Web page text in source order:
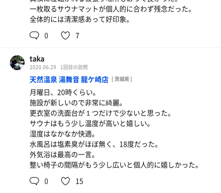
一枚取るサウナマットが個人的に合わず残念だった。
全体的には清潔感あって好印象。
0
7
taka
2020.06.29 1回目の訪問
天然温泉 湯舞音 龍ケ崎店 [ 茨城県 ]
月曜日、20時くらい。
施設が新しいので非常に綺麗。
更衣室の洗面台が１つだけで少ないと思った。
サウナはもう少し温度が高いと嬉しい。
湿度はなかなか快適。
水風呂は塩素臭がほぼ無く、18度だった。
外気浴は最高の一言。
整い椅子の間隔がもう少し広いと個人的に嬉しかった。
0
15